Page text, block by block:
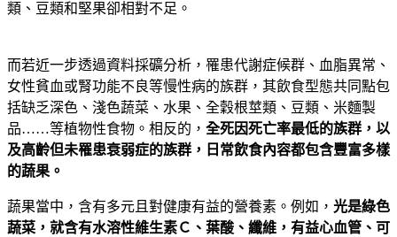
類、豆類和堅果卻相對不足。
而若近一步透過資料採礦分析，罹患代謝症候群、血脂異常、
女性貧血或腎功能不良等慢性病的族群，其飲食型態共同點包
括缺乏深色、淺色蔬菜、水果、全穀根莖類、豆類、米麵製
品……等植物性食物。相反的， 全死因死亡率最低的族群，以
及高齡但未罹患衰弱症的族群，日常飲食內容都包含豐富多樣
的蔬果。
蔬果當中，含有多元且對健康有益的營養素。例如， 光是綠色
蔬菜，就含有水溶性維生素Ｃ、葉酸、纖維，有益心血管、可